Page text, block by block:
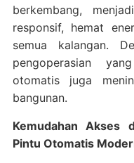
berkembang,
responsif, hemat
semua kalangan.
pengoperasian
otomatis juga
bangunan.
Kemudahan Akses
Pintu Otomatis